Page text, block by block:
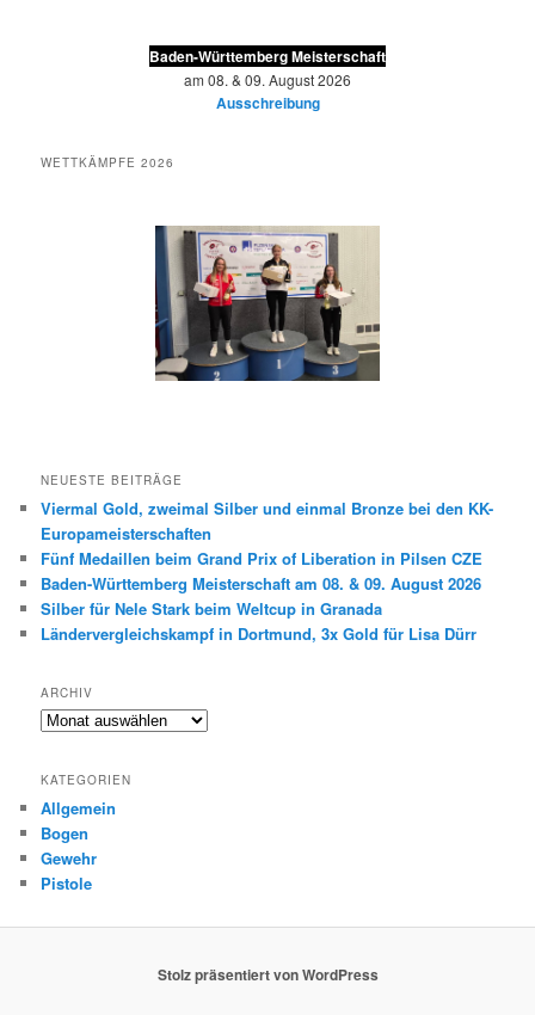
Baden-Württemberg Meisterschaft
am 08. & 09. August 2026
Ausschreibung
WETTKÄMPFE 2026
NEUESTE BEITRÄGE
Viermal Gold, zweimal Silber und einmal Bronze bei den KK-
Europameisterschaften
Fünf Medaillen beim Grand Prix of Liberation in Pilsen CZE
Baden-Württemberg Meisterschaft am 08. & 09. August 2026
Silber für Nele Stark beim Weltcup in Granada
Ländervergleichskampf in Dortmund, 3x Gold für Lisa Dürr
ARCHIV
Archiv
KATEGORIEN
Allgemein
Bogen
Gewehr
Pistole
Stolz präsentiert von WordPress